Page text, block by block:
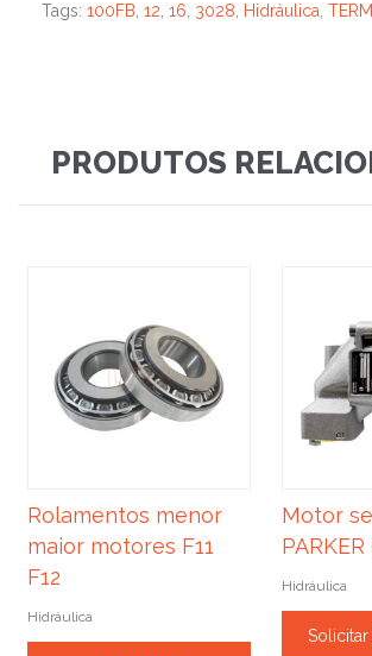
Tags: 100FB 12 16 3028 Hidráulica
PRODUTOS
Rolamentos menor
maior motores F11
F12
Hidráulica
Motor
Hidráulica